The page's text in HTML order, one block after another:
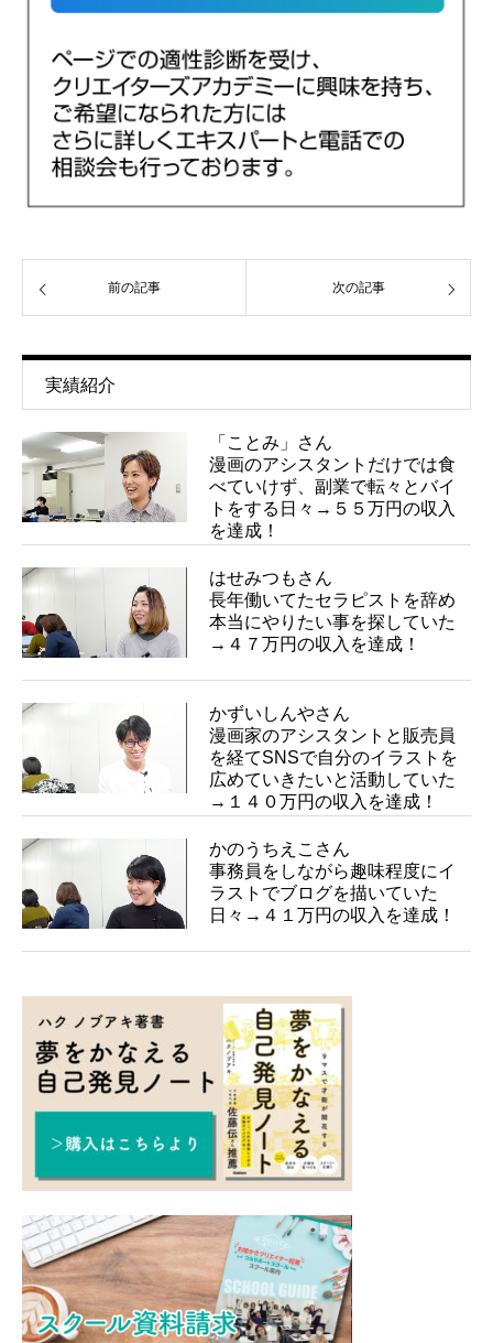
前の記事 次の記事
実績紹介
「ことみ」さん
漫画のアシスタントだけでは食
べていけず、副業で転々とバイ
トをする日々→５５万円の収入
を達成！
はせみつもさん
長年働いてたセラピストを辞め
本当にやりたい事を探していた
→４７万円の収入を達成！
かずいしんやさん
漫画家のアシスタントと販売員
を経てSNSで自分のイラストを
広めていきたいと活動していた
→１４０万円の収入を達成！
かのうちえこさん
事務員をしながら趣味程度にイ
ラストでブログを描いていた
日々→４１万円の収入を達成！